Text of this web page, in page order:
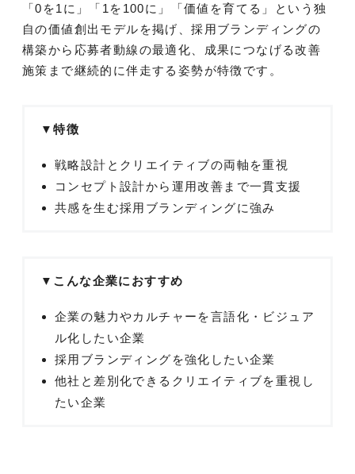
「0を1に」「1を100に」「価値を育てる」という独
自の価値創出モデルを掲げ、採用ブランディングの
構築から応募者動線の最適化、成果につなげる改善
施策まで継続的に伴走する姿勢が特徴です。
▼特徴
戦略設計とクリエイティブの両軸を重視
コンセプト設計から運用改善まで一貫支援
共感を生む採用ブランディングに強み
▼こんな企業におすすめ
企業の魅力やカルチャーを言語化・ビジュア
ル化したい企業
採用ブランディングを強化したい企業
他社と差別化できるクリエイティブを重視し
たい企業